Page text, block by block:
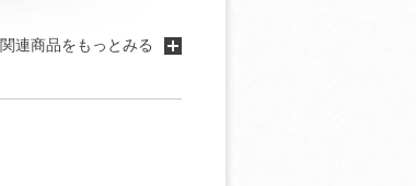
関連商品をもっとみる